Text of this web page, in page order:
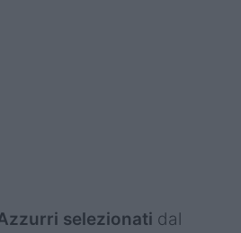
selezionati dal